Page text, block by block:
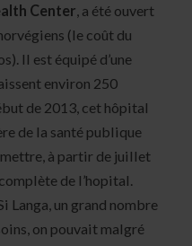
Center, a été ouvert
(le coût du
Il est équipé d’une
environ 250
de 2013, cet hôpital
de la santé publique
à partir de juillet
de l’hopital.
Langa, un grand nombre
on pouvait malgré